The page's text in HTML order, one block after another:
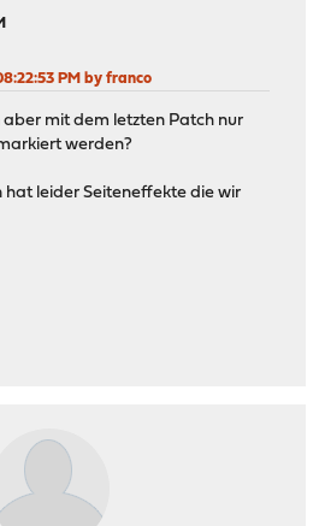
PM by franco
aber mit dem letzten Patch nur
werden?
hat leider Seiteneffekte die wir